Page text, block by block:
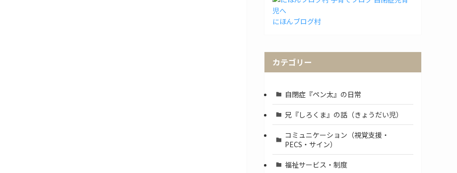
にほんブログ村
カテゴリー
自閉症『ペン太』の日常
兄『しろくま』の話（きょうだい児）
コミュニケーション（視覚支援・
PECS・サイン）
福祉サービス・制度